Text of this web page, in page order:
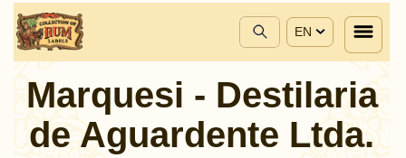
EN
Marquesi - Destilaria
de Aguardente Ltda.